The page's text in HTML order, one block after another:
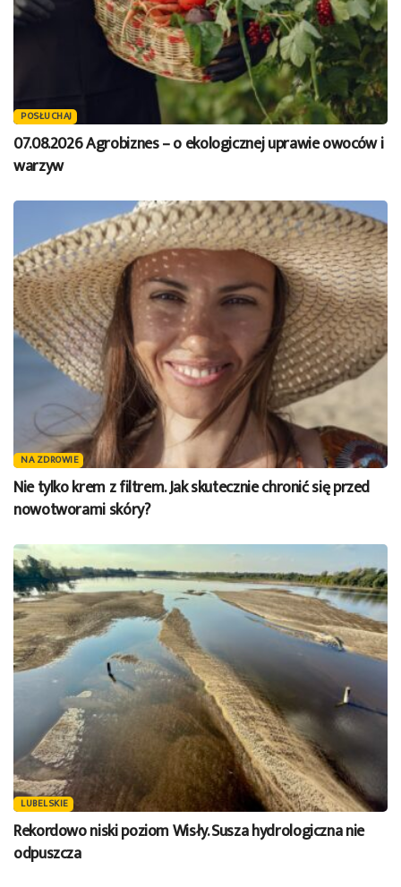
POSŁUCHAJ
07.08.2026 Agrobiznes – o ekologicznej uprawie owoców i
warzyw
NA ZDROWIE
Nie tylko krem z filtrem. Jak skutecznie chronić się przed
nowotworami skóry?
LUBELSKIE
Rekordowo niski poziom Wisły. Susza hydrologiczna nie
odpuszcza